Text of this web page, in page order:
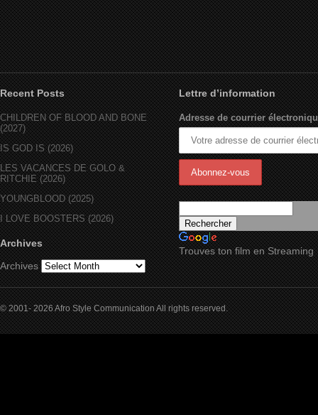
Recent Posts
CHILDREN OF BLOOD AND BONE
(2027)
IS GOD IS (2026)
LES VACANCES DE GOLO &
RITCHIE (2026)
YOUNGBLOOD (2025)
I LOVE BOOSTERS (2026)
Archives
Archives
Lettre d’information
Adresse de courrier
Trouves ton film en Streaming
© 2001- 2026 Afro Style Communication All rights reserved.